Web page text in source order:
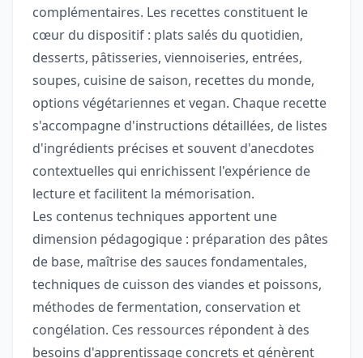
complémentaires. Les recettes constituent le
cœur du dispositif : plats salés du quotidien,
desserts, pâtisseries, viennoiseries, entrées,
soupes, cuisine de saison, recettes du monde,
options végétariennes et vegan. Chaque recette
s'accompagne d'instructions détaillées, de listes
d'ingrédients précises et souvent d'anecdotes
contextuelles qui enrichissent l'expérience de
lecture et facilitent la mémorisation.
Les contenus techniques apportent une
dimension pédagogique : préparation des pâtes
de base, maîtrise des sauces fondamentales,
techniques de cuisson des viandes et poissons,
méthodes de fermentation, conservation et
congélation. Ces ressources répondent à des
besoins d'apprentissage concrets et génèrent